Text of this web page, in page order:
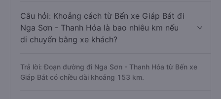
Câu hỏi: Khoảng cách từ Bến xe Giáp Bát đi
Nga Sơn - Thanh Hóa là bao nhiêu km nếu
di chuyển bằng xe khách?
Trả lời: Đoạn đường đi Nga Sơn - Thanh Hóa từ Bến xe
Giáp Bát có chiều dài khoảng 153 km.